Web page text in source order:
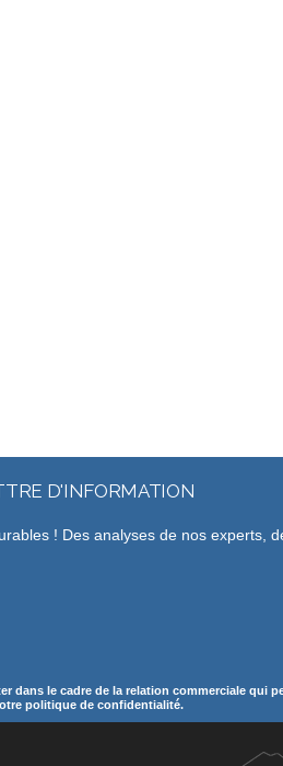
D'INFORMATION
! Des analyses de nos experts,
le cadre de la relation commerciale qui
politique de confidentialité.